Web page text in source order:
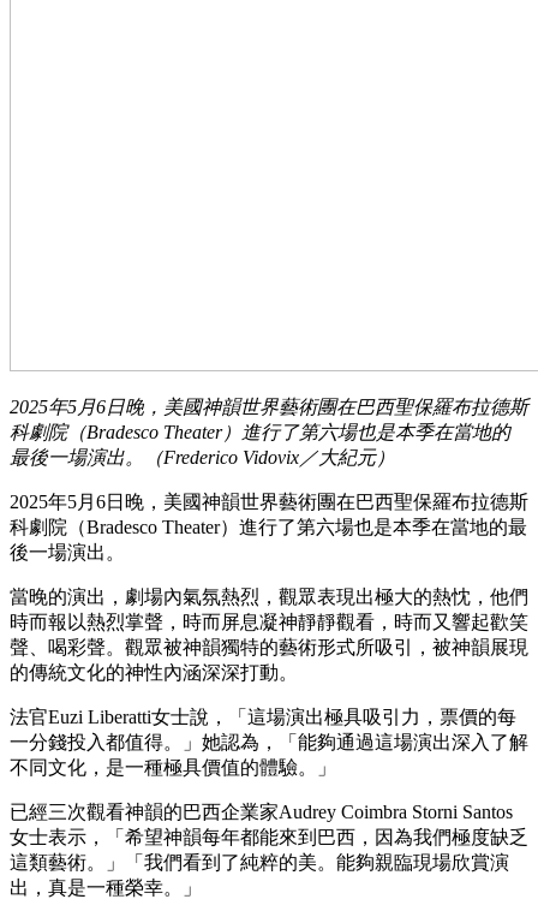
2025年5月6日晚，美國神韻世界藝術團在巴西聖保羅布拉德斯
科劇院（Bradesco Theater）進行了第六場也是本季在當地的
最後一場演出。（Frederico Vidovix／大紀元）
2025年5月6日晚，美國神韻世界藝術團在巴西聖保羅布拉德斯
科劇院（Bradesco Theater）進行了第六場也是本季在當地的最
後一場演出。
當晚的演出，劇場內氣氛熱烈，觀眾表現出極大的熱忱，他們
時而報以熱烈掌聲，時而屏息凝神靜靜觀看，時而又響起歡笑
聲、喝彩聲。觀眾被神韻獨特的藝術形式所吸引，被神韻展現
的傳統文化的神性內涵深深打動。
法官Euzi Liberatti女士說，「這場演出極具吸引力，票價的每
一分錢投入都值得。」她認為，「能夠通過這場演出深入了解
不同文化，是一種極具價值的體驗。」
已經三次觀看神韻的巴西企業家Audrey Coimbra Storni Santos
女士表示，「希望神韻每年都能來到巴西，因為我們極度缺乏
這類藝術。」「我們看到了純粹的美。能夠親臨現場欣賞演
出，真是一種榮幸。」